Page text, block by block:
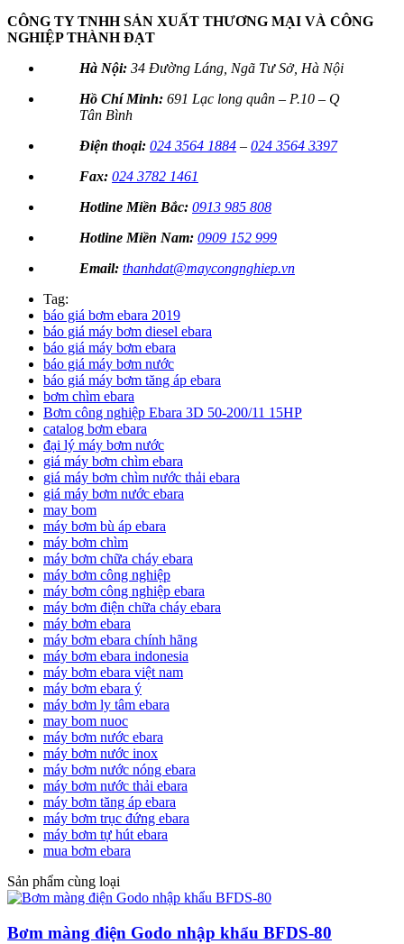
CÔNG TY TNHH SẢN XUẤT THƯƠNG MẠI VÀ CÔNG
NGHIỆP THÀNH ĐẠT
Hà Nội: 34 Đường Láng, Ngã Tư Sở, Hà Nội
Hồ Chí Minh: 691 Lạc long quân – P.10 – Q
Tân Bình
Điện thoại: 024 3564 1884 – 024 3564 3397
Fax: 024 3782 1461
Hotline Miền Bắc: 0913 985 808
Hotline Miền Nam: 0909 152 999
Email: thanhdat@maycongnghiep.vn
Tag:
báo giá bơm ebara 2019
báo giá máy bơm diesel ebara
báo giá máy bơm ebara
báo giá máy bơm nước
báo giá máy bơm tăng áp ebara
bơm chìm ebara
Bơm công nghiệp Ebara 3D 50-200/11 15HP
catalog bơm ebara
đại lý máy bơm nước
giá máy bơm chìm ebara
giá máy bơm chìm nước thải ebara
giá máy bơm nước ebara
may bom
máy bơm bù áp ebara
máy bơm chìm
máy bơm chữa cháy ebara
máy bơm công nghiệp
máy bơm công nghiệp ebara
máy bơm điện chữa cháy ebara
máy bơm ebara
máy bơm ebara chính hãng
máy bơm ebara indonesia
máy bơm ebara việt nam
máy bơm ebara ý
máy bơm ly tâm ebara
may bom nuoc
máy bơm nước ebara
máy bơm nước inox
máy bơm nước nóng ebara
máy bơm nước thải ebara
máy bơm tăng áp ebara
máy bơm trục đứng ebara
máy bơm tự hút ebara
mua bơm ebara
Sản phẩm cùng loại
Bơm màng điện Godo nhập khẩu BFDS-80